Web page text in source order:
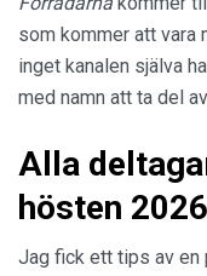
som kommer att vara
inget kanalen själva
med namn att ta del
Alla
hösten 2026
Jag fick ett tips av en